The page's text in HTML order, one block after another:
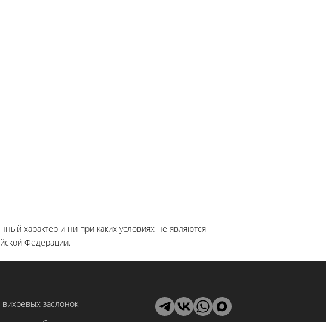
характер и ни при каких условиях не являются
Федерации.
заслонок